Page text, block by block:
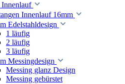
Innenlauf
Innenlauf 16mm
Edelstahldesign
1 läufig
2 läufig
3 läufig
Messingdesign
Messing glanz Design
Messing gebürstet